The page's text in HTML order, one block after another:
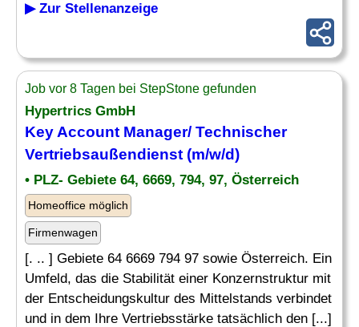
▶ Zur Stellenanzeige
Job vor 8 Tagen bei StepStone gefunden
Hypertrics GmbH
Key Account Manager/ Technischer
Vertriebsaußendienst (m/w/d)
• PLZ- Gebiete 64, 6669, 794, 97, Österreich
Homeoffice möglich
Firmenwagen
[. .. ] Gebiete 64 6669 794 97 sowie Österreich. Ein
Umfeld, das die Stabilität einer Konzernstruktur mit
der Entscheidungskultur des Mittelstands verbindet
und in dem Ihre Vertriebsstärke tatsächlich den [...]